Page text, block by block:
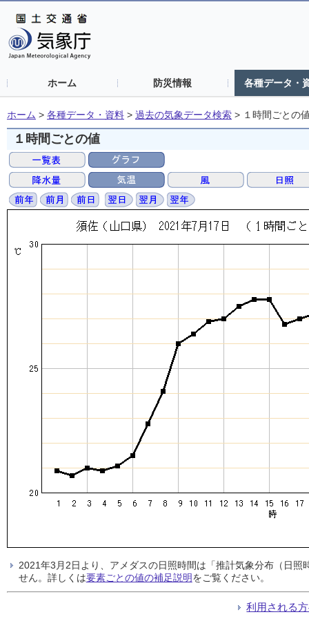
ホーム 防災情報 各種データ・
ホーム > 各種データ・資料 > 過去の気象データ検索 > １時間ごとの
１時間ごとの値
2021年3月2日より、アメダスの日照時間は「推計気象分布（日
せん。詳しくは要素ごとの値の補足説明をご覧ください。
利用される